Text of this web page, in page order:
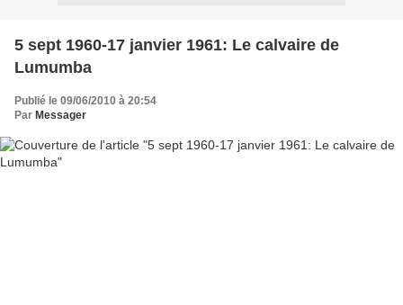
5 sept 1960-17 janvier 1961: Le calvaire de
Lumumba
Publié le 09/06/2010 à 20:54
Par Messager